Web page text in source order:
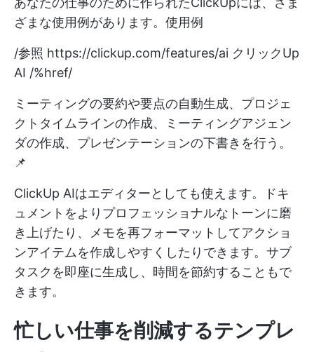
ざまな使用例があります。使用例
/参照 https://clickup.com/features/ai クリックUp
AI /%href/
ミーティングの要約や要点の自動生成、プロジェ
クトタイムラインの作成、ミーティングアジェン
ダの作成、プレゼンテーションの下書きを行う。
📌
ClickUp AIはエディターとしても使えます。ドキ
ュメントをよりプロフェッショナルなトーンに磨
き上げたり、メモを再フォーマットしてアクショ
ンアイテムを作成しやすくしたりできます。サブ
タスクを即座に生成し、時間を節約することもで
きます。
忙しい仕事を削減するテンプレ